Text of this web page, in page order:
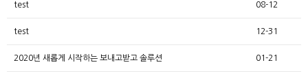
test 08-12
test 12-31
2020년 새롭게 시작하는 보내고받고 솔루션 01-21